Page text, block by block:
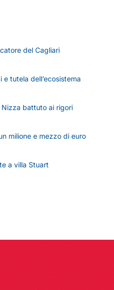
del Cagliari
tutela dell’ecosistema
Nizza battuto ai rigori
milione e mezzo di euro
a villa Stuart